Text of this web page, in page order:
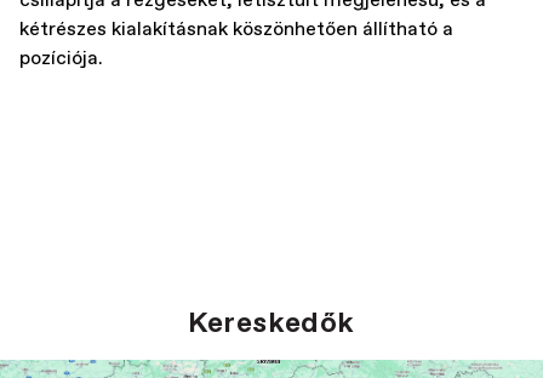
kétrészes kialakításnak köszönhetően állítható a
pozíciója.
Kereskedők